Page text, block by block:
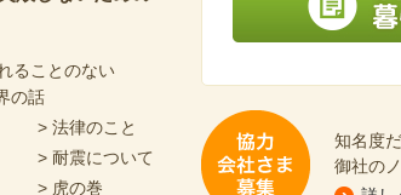
ることのない
の話
> 法律のこと
> 耐震について
> 虎の巻
知名度
御社の